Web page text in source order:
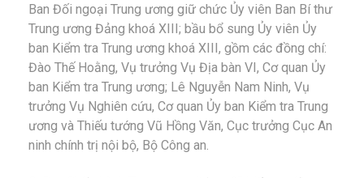
Ban Đối ngoại Trung ương giữ chức Ủy viên Ban Bí thư
Trung ương Đảng khoá XIII; bầu bổ sung Ủy viên Ủy
ban Kiểm tra Trung ương khoá XIII, gồm các đồng chí:
Đào Thế Hoằng, Vụ trưởng Vụ Địa bàn VI, Cơ quan Ủy
ban Kiểm tra Trung ương; Lê Nguyễn Nam Ninh, Vụ
trưởng Vụ Nghiên cứu, Cơ quan Ủy ban Kiểm tra Trung
ương và Thiếu tướng Vũ Hồng Văn, Cục trưởng Cục An
ninh chính trị nội bộ, Bộ Công an.